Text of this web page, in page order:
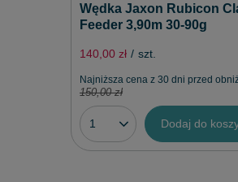
Wędka Jaxon Rubicon
Feeder 3,90m 30-90g
140,00 zł / szt.
Najniższa cena z 30 dni przed
150,00 zł
Dodaj do